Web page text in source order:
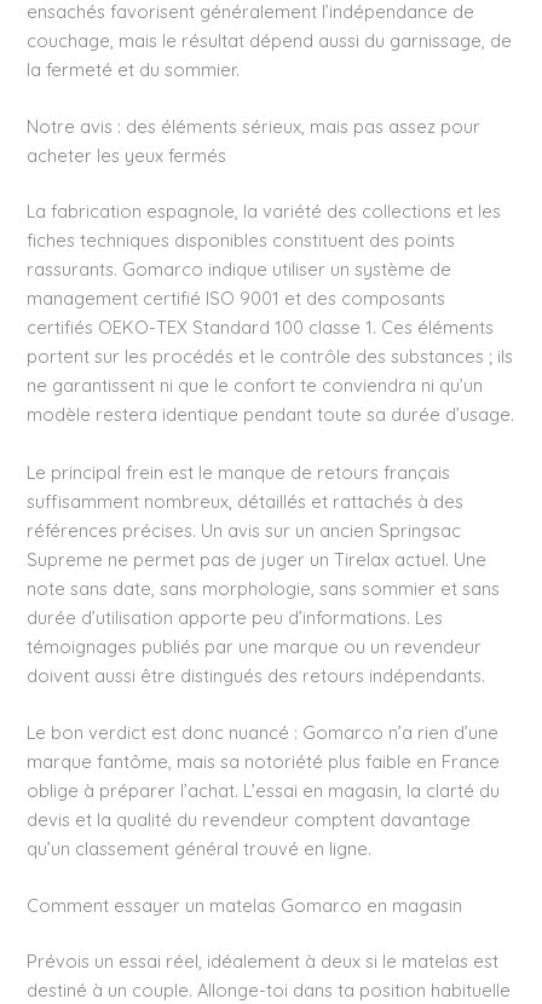
ensachés favorisent généralement l’indépendance de
couchage, mais le résultat dépend aussi du garnissage, de
la fermeté et du sommier.
Notre avis : des éléments sérieux, mais pas assez pour
acheter les yeux fermés
La fabrication espagnole, la variété des collections et les
fiches techniques disponibles constituent des points
rassurants. Gomarco indique utiliser un système de
management certifié ISO 9001 et des composants
certifiés OEKO-TEX Standard 100 classe 1. Ces éléments
portent sur les procédés et le contrôle des substances ; ils
ne garantissent ni que le confort te conviendra ni qu’un
modèle restera identique pendant toute sa durée d’usage.
Le principal frein est le manque de retours français
suffisamment nombreux, détaillés et rattachés à des
références précises. Un avis sur un ancien Springsac
Supreme ne permet pas de juger un Tirelax actuel. Une
note sans date, sans morphologie, sans sommier et sans
durée d’utilisation apporte peu d’informations. Les
témoignages publiés par une marque ou un revendeur
doivent aussi être distingués des retours indépendants.
Le bon verdict est donc nuancé : Gomarco n’a rien d’une
marque fantôme, mais sa notoriété plus faible en France
oblige à préparer l’achat. L’essai en magasin, la clarté du
devis et la qualité du revendeur comptent davantage
qu’un classement général trouvé en ligne.
Comment essayer un matelas Gomarco en magasin
Prévois un essai réel, idéalement à deux si le matelas est
destiné à un couple. Allonge-toi dans ta position habituelle